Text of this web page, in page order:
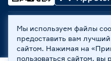
ООО «Бауцентр Рус» 2004 -
ул. А.Невского, 205. ИНН
Все права защищены
Мы используем файлы
предоставить вам
сайтом. Нажимая на
пользоваться сайтом, вы